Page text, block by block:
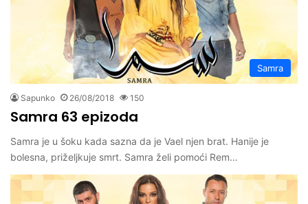
Samra
Sapunko 26/08/2018 150
Samra 63 epizoda
Samra je u šoku kada sazna da je Vael njen brat. Hanije je
bolesna, priželjkuje smrt. Samra želi pomoći Rem…